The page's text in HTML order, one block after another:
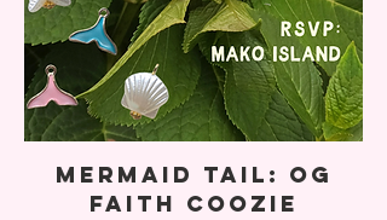
Mermaid Tail: OG
Faith Coozie